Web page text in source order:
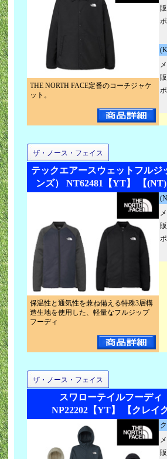
THE NORTH FACE定番のコーチジャケ
ット。
ザ・ノース・フェイス
テックエアースウェットフルジ
ンズ） NT62481【YT】 【
保温性と通気性を兼ね備える特殊3層構
造生地を使用した、軽量なフルジップ
フーディ
ザ・ノース・フェイス
スワローテイルフーディ
NP22202【YT】 【クレイ